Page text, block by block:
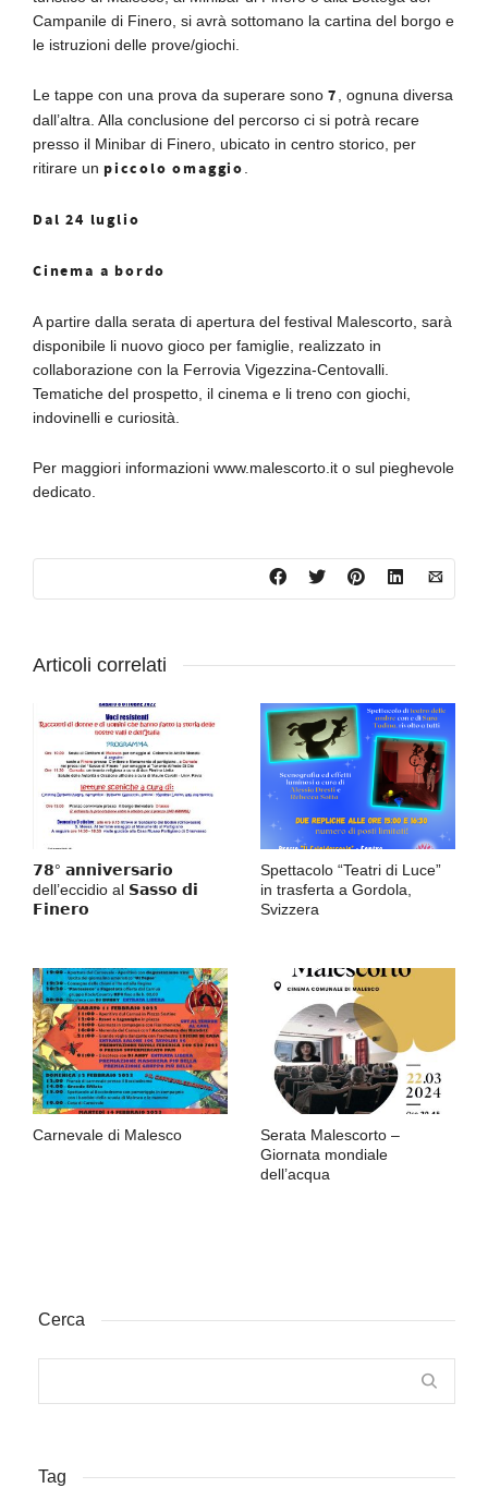
Campanile di Finero, si avrà sottomano la cartina del borgo e
le istruzioni delle prove/giochi.
Le tappe con una prova da superare sono 7
, ognuna diversa
dall’altra. Alla conclusione del percorso ci si potrà recare
presso il Minibar di Finero, ubicato in centro storico, per
ritirare un piccolo omaggio
Dal 24 luglio
Cinema a bordo
A partire dalla serata di apertura del festival Malescorto, sarà
disponibile li nuovo gioco per famiglie, realizzato in
collaborazione con la Ferrovia Vigezzina-Centovalli.
Tematiche del prospetto, il cinema e li treno con giochi,
indovinelli e curiosità.
Per maggiori informazioni www.malescorto.it o sul pieghevole
dedicato.
Articoli correlati
𝟳𝟴° 𝗮𝗻𝗻𝗶𝘃𝗲𝗿𝘀𝗮𝗿𝗶𝗼
dell’eccidio al 𝗦𝗮𝘀𝘀𝗼 𝗱𝗶
𝗙𝗶𝗻𝗲𝗿𝗼
Spettacolo “Teatri di Luce”
in trasferta a Gordola,
Svizzera
Carnevale di Malesco
Serata Malescorto –
Giornata mondiale
dell’acqua
Cerca
Tag